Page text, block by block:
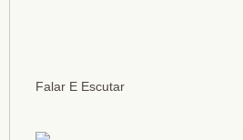
Falar E Escutar